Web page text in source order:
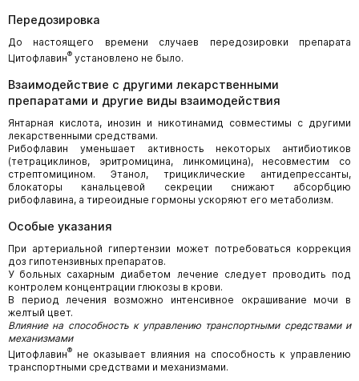
Передозировка
До настоящего времени случаев передозировки препарата
Цитофлавин® установлено не было.
Взаимодействие с другими лекарственными
препаратами и другие виды взаимодействия
Янтарная кислота, инозин и никотинамид совместимы с другими
лекарственными средствами.
Рибофлавин уменьшает активность некоторых антибиотиков
(тетрациклинов, эритромицина, линкомицина), несовместим со
стрептомицином. Этанол, трициклические антидепрессанты,
блокаторы канальцевой секреции снижают абсорбцию
рибофлавина, а тиреоидные гормоны ускоряют его метаболизм.
Особые указания
При артериальной гипертензии может потребоваться коррекция
доз гипотензивных препаратов.
У больных сахарным диабетом лечение следует проводить под
контролем концентрации глюкозы в крови.
В период лечения возможно интенсивное окрашивание мочи в
желтый цвет.
Влияние на способность к управлению транспортными средствами и
механизмами
Цитофлавин® не оказывает влияния на способность к управлению
транспортными средствами и механизмами.